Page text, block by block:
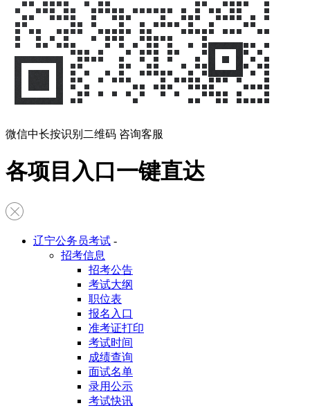
微信中长按识别二维码 咨询客服
各项目入口一键直达
辽宁公务员考试 -
招考信息
招考公告
考试大纲
职位表
报名入口
准考证打印
考试时间
成绩查询
面试名单
录用公示
考试快讯